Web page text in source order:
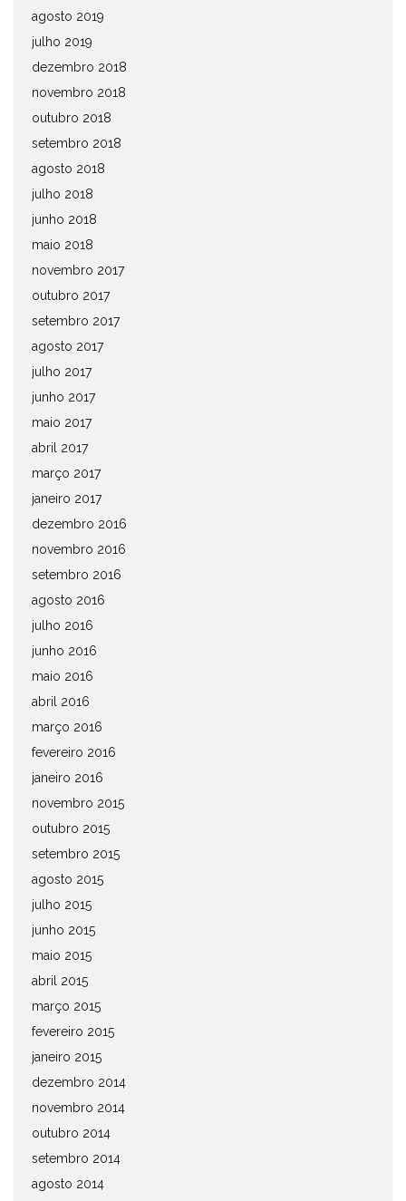
agosto 2019
julho 2019
dezembro 2018
novembro 2018
outubro 2018
setembro 2018
agosto 2018
julho 2018
junho 2018
maio 2018
novembro 2017
outubro 2017
setembro 2017
agosto 2017
julho 2017
junho 2017
maio 2017
abril 2017
março 2017
janeiro 2017
dezembro 2016
novembro 2016
setembro 2016
agosto 2016
julho 2016
junho 2016
maio 2016
abril 2016
março 2016
fevereiro 2016
janeiro 2016
novembro 2015
outubro 2015
setembro 2015
agosto 2015
julho 2015
junho 2015
maio 2015
abril 2015
março 2015
fevereiro 2015
janeiro 2015
dezembro 2014
novembro 2014
outubro 2014
setembro 2014
agosto 2014